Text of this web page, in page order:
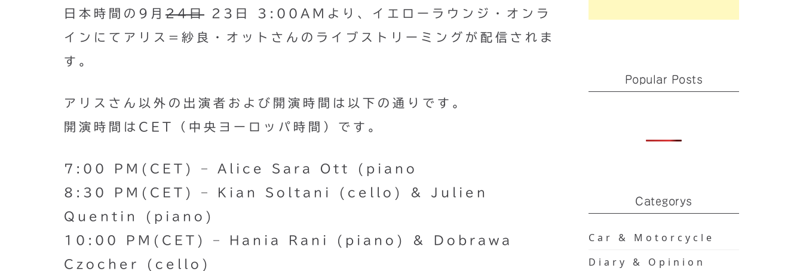
日本時間の9月 24日 23日 3:00AMより、イエローラウンジ・オンラ
インにてアリス=紗良・オットさんのライブストリーミングが配信されま
す。
アリスさん以外の出演者および開演時間は以下の通りです。
開演時間はCET（中央ヨーロッパ時間）です。
7:00 PM(CET) – Alice Sara Ott (piano
8:30 PM(CET) – Kian Soltani (cello) & Julien
Quentin (piano)
10:00 PM(CET) – Hania Rani (piano) & Dobrawa
Czocher (cello)
Popular Posts
Categorys
Car & Motorcycle
Diary & Opinion